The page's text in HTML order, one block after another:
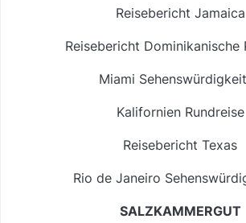
Reisebericht Jamaica
Reisebericht Dominikanische
Miami
Kalifornien Rundreise
Reisebericht Texas
Rio de Janeiro
SALZKAMMERGUT